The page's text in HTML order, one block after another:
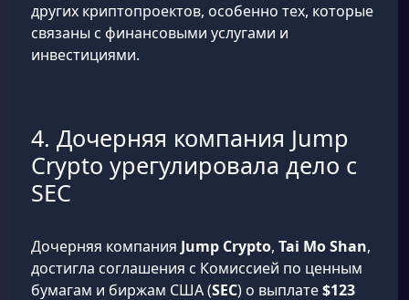
других криптопроектов, особенно тех, которые
связаны с финансовыми услугами и
инвестициями.
4. Дочерняя компания Jump
Crypto урегулировала дело с
SEC
Дочерняя компания Jump Crypto, Tai Mo Shan,
достигла соглашения с Комиссией по ценным
бумагам и биржам США (SEC) о выплате$123